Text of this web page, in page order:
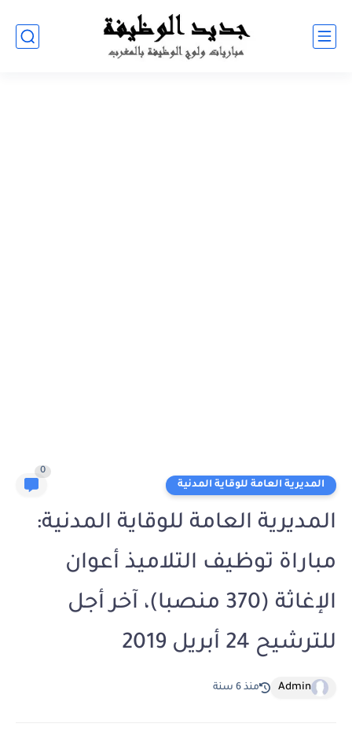
المديرية العامة للوقاية المدنية
0
المديرية العامة للوقاية المدنية:
مباراة توظيف التلاميذ أعوان
الإغاثة (370 منصبا)، آخر أجل
للترشيح 24 أبريل 2019
Admin منذ 6 سنة